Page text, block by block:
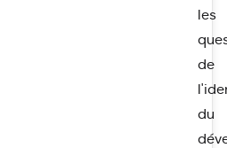
les
de
du